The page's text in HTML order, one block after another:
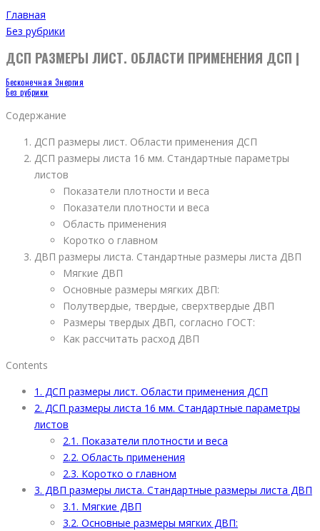
Главная
Без рубрики
ДСП РАЗМЕРЫ ЛИСТ. ОБЛАСТИ ПРИМЕНЕНИЯ ДСП |
Бесконечная Энергия
Без рубрики
Содержание
ДСП размеры лист. Области применения ДСП
ДСП размеры листа 16 мм. Стандартные параметры
листов
Показатели плотности и веса
Показатели плотности и веса
Область применения
Коротко о главном
ДВП размеры листа. Стандартные размеры листа ДВП
Мягкие ДВП
Основные размеры мягких ДВП:
Полутвердые, твердые, сверхтвердые ДВП
Размеры твердых ДВП, согласно ГОСТ:
Как рассчитать расход ДВП
Contents
1. ДСП размеры лист. Области применения ДСП
2. ДСП размеры листа 16 мм. Стандартные параметры
листов
2.1. Показатели плотности и веса
2.2. Область применения
2.3. Коротко о главном
3. ДВП размеры листа. Стандартные размеры листа ДВП
3.1. Мягкие ДВП
3.2. Основные размеры мягких ДВП: